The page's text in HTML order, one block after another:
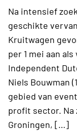
Na intensief
geschikte
Kruitwagen
per 1 mei aan
Independent
Niels Bouwman
gebied van
profit sector. Na
Groningen, […]